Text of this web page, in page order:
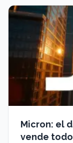
Micron: el
vende